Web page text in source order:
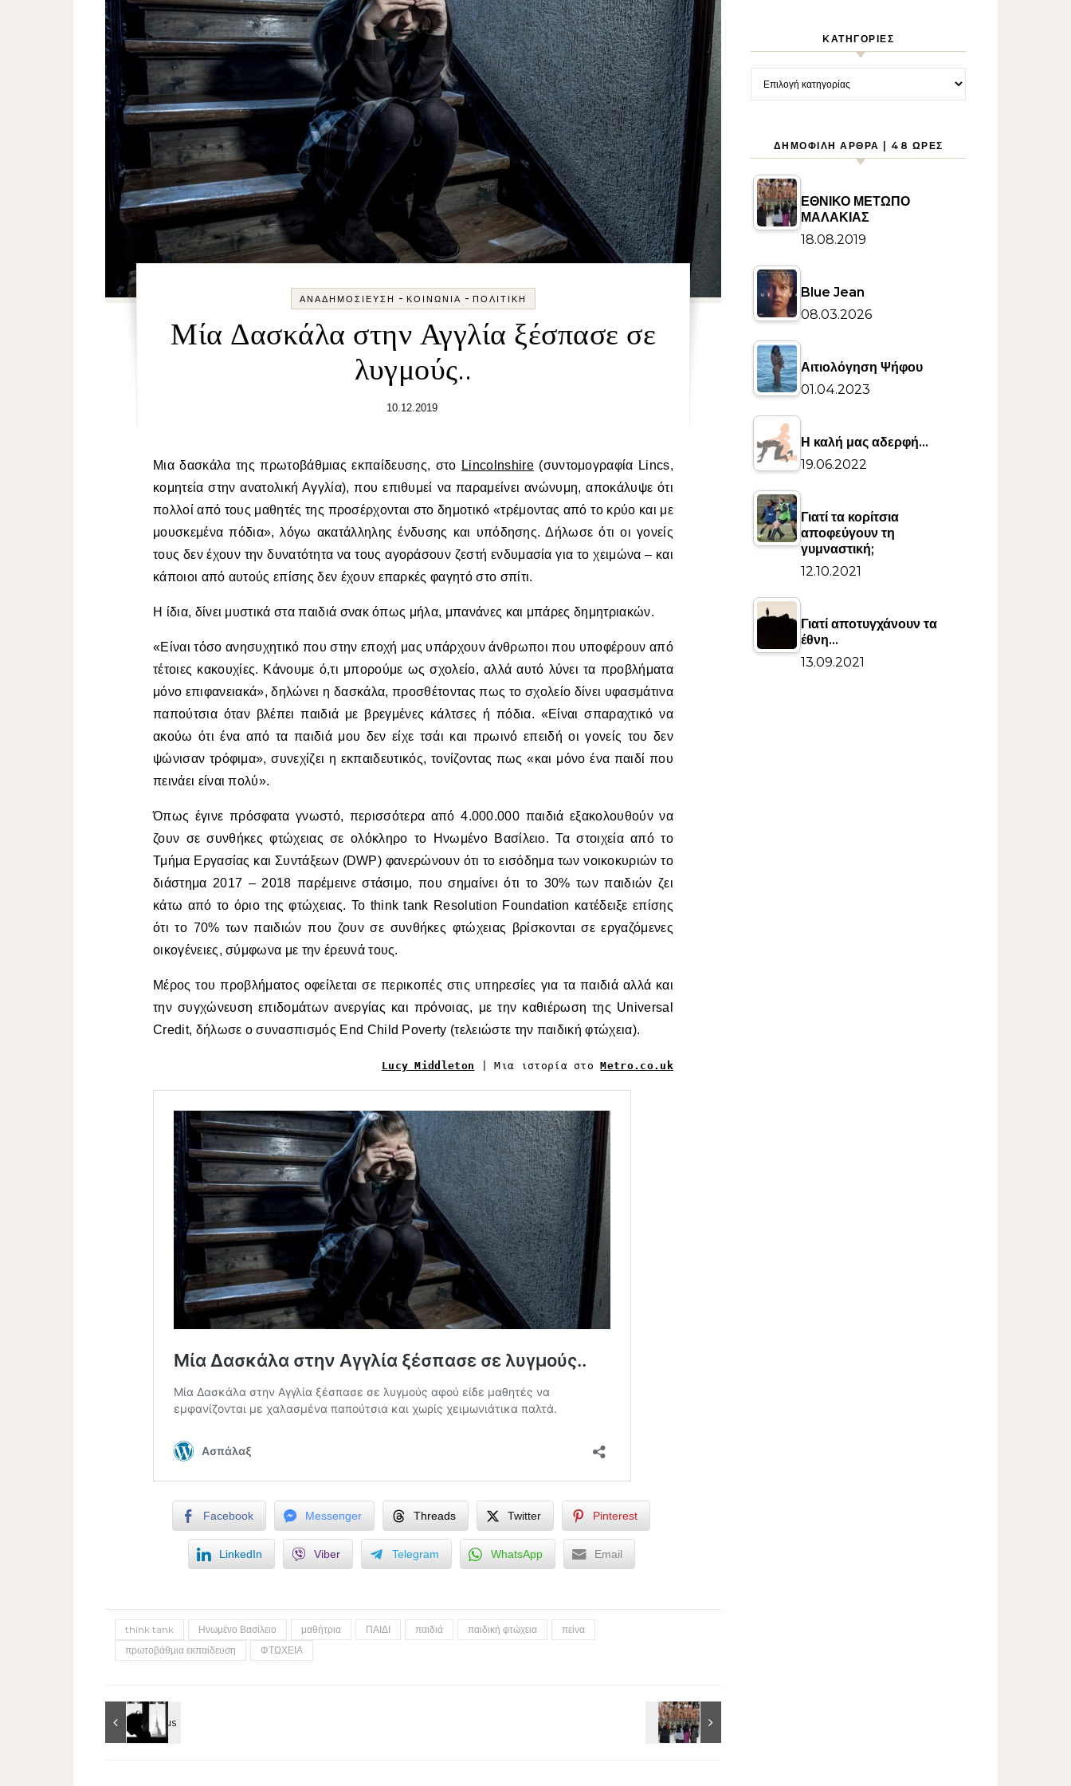
ΑΝΑΔΗΜΟΣΊΕΥΣΗ - ΚΟΙΝΩΝΊΑ - ΠΟΛΙΤΙΚΉ
Μία Δασκάλα στην Αγγλία ξέσπασε σε
λυγμούς..
10.12.2019
Μια δασκάλα της πρωτοβάθμιας εκπαίδευσης, στο Lincolnshire(συντομογραφία Lincs,
κομητεία στην ανατολική Αγγλία), που επιθυμεί να παραμείνει ανώνυμη, αποκάλυψε ότι
πολλοί από τους μαθητές της προσέρχονται στο δημοτικό «τρέμοντας από το κρύο και με
μουσκεμένα πόδια», λόγω ακατάλληλης ένδυσης και υπόδησης. Δήλωσε ότι οι γονείς
τους δεν έχουν την δυνατότητα να τους αγοράσουν ζεστή ενδυμασία για το χειμώνα – και
κάποιοι από αυτούς επίσης δεν έχουν επαρκές φαγητό στο σπίτι.
Η ίδια, δίνει μυστικά στα παιδιά σνακ όπως μήλα, μπανάνες και μπάρες δημητριακών.
«Eίναι τόσο ανησυχητικό που στην εποχή μας υπάρχουν άνθρωποι που υποφέρουν από
τέτοιες κακουχίες. Κάνουμε ό,τι μπορούμε ως σχολείο, αλλά αυτό λύνει τα προβλήματα
μόνο επιφανειακά», δηλώνει η δασκάλα, προσθέτοντας πως το σχολείο δίνει υφασμάτινα
παπούτσια όταν βλέπει παιδιά με βρεγμένες κάλτσες ή πόδια. «Είναι σπαραχτικό να
ακούω ότι ένα από τα παιδιά μου δεν είχε τσάι και πρωινό επειδή οι γονείς του δεν
ψώνισαν τρόφιμα», συνεχίζει η εκπαιδευτικός, τονίζοντας πως «και μόνο ένα παιδί που
πεινάει είναι πολύ».
Όπως έγινε πρόσφατα γνωστό, περισσότερα από 4.000.000 παιδιά εξακολουθούν να
ζουν σε συνθήκες φτώχειας σε ολόκληρο το Ηνωμένο Βασίλειο. Τα στοιχεία από το
Τμήμα Εργασίας και Συντάξεων (DWP) φανερώνουν ότι το εισόδημα των νοικοκυριών το
διάστημα 2017 – 2018 παρέμεινε στάσιμο, που σημαίνει ότι το 30% των παιδιών ζει
κάτω από το όριο της φτώχειας. Το think tank Resolution Foundation κατέδειξε επίσης
ότι το 70% των παιδιών που ζουν σε συνθήκες φτώχειας βρίσκονται σε εργαζόμενες
οικογένειες, σύμφωνα με την έρευνά τους.
Μέρος του προβλήματος οφείλεται σε περικοπές στις υπηρεσίες για τα παιδιά αλλά και
την συγχώνευση επιδομάτων ανεργίας και πρόνοιας, με την καθιέρωση της Universal
Credit, δήλωσε ο συνασπισμός End Child Poverty (τελειώστε την παιδική φτώχεια).
Lucy Middleton | Μια ιστορία στοMetro.co.uk
Facebook Messenger Threads Twitter Pinterest
LinkedIn Viber Telegram WhatsApp Email
think tank Ηνωμένο Βασίλειο μαθήτρια ΠΑΙΔΙ παιδιά παιδική φτώχεια
πείνα
πρωτοβάθμια εκπαίδευση
ΦΤΩΧΕΙΑ
KΑΤΗΓΟΡΊΕΣ
Kατηγορίες
ΔΗΜΟΦΙΛΉ ΆΡΘΡΑ | 48 ΏΡΕΣ
ΕΘΝΙΚΟ ΜΕΤΩΠΟ
ΜΑΛΑΚΙΑΣ
18.08.2019
Blue Jean
08.03.2026
Αιτιολόγηση Ψήφου
01.04.2023
Η καλή μας αδερφή…
19.06.2022
Γιατί τα κορίτσια
αποφεύγουν τη
γυμναστική;
12.10.2021
Γιατί αποτυγχάνουν τα
έθνη…
13.09.2021